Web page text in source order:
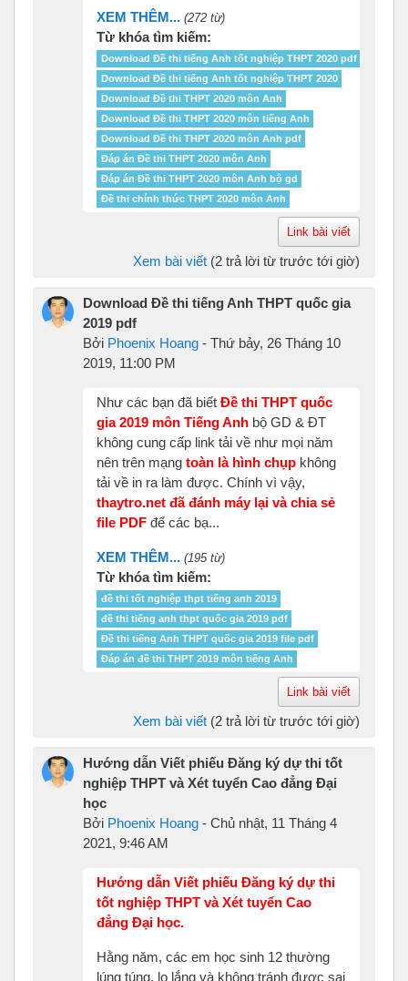
XEM THÊM... (272 từ)
Từ khóa tìm kiếm:
Download Đề thi tiếng Anh tốt nghiệp THPT 2020 pdf
Download Đề thi tiếng Anh tốt nghiệp THPT 2020
Download Đề thi THPT 2020 môn Anh
Download Đề thi THPT 2020 môn tiếng Anh
Download Đề thi THPT 2020 môn Anh pdf
Đáp án Đề thi THPT 2020 môn Anh
Đáp án Đề thi THPT 2020 môn Anh bộ gd
Đề thi chính thức THPT 2020 môn Anh
Link bài viết
Xem bài viết (2 trả lời từ trước tới giờ)
Download Đề thi tiếng Anh THPT quốc gia
2019 pdf
Bởi Phoenix Hoang - Thứ bảy, 26 Tháng 10
2019, 11:00 PM
Như các bạn đã biết Đề thi THPT quốc
gia 2019 môn Tiếng Anh bộ GD & ĐT
không cung cấp link tải về như mọi năm
nên trên mạng toàn là hình chụp không
tải về in ra làm được. Chính vì vậy,
thaytro.net đã đánh máy lại và chia sẻ
file PDF để các bạ...
XEM THÊM... (195 từ)
Từ khóa tìm kiếm:
đề thi tốt nghiệp thpt tiếng anh 2019
đề thi tiếng anh thpt quốc gia 2019 pdf
Đề thi tiếng Anh THPT quốc gia 2019 file pdf
Đáp án đề thi THPT 2019 môn tiếng Anh
Link bài viết
Xem bài viết (2 trả lời từ trước tới giờ)
Hướng dẫn Viết phiếu Đăng ký dự thi tốt
nghiệp THPT và Xét tuyển Cao đẳng Đại
học
Bởi Phoenix Hoang - Chủ nhật, 11 Tháng 4
2021, 9:46 AM
Hướng dẫn Viết phiếu Đăng ký dự thi
tốt nghiệp THPT và Xét tuyển Cao
đẳng Đại học.
Hằng năm, các em học sinh 12 thường
lúng túng, lo lắng và không tránh được sai